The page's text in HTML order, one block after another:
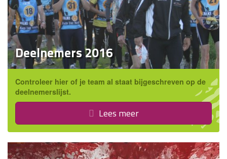
Deelnemers 2016
Controleer hier of je team al staat bijgeschreven op de
deelnemerslijst.
Lees meer